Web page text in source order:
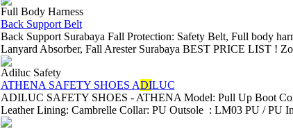
Full Body Harness
Back Support Belt
Back Support Surabaya Fall Protection: Safety Belt, Full body
Lanyard Absorber, Fall Arester Surabaya BEST PRICE LIST !
Adiluc Safety
ATHENA SAFETY SHOES ADILUC
ADILUC SAFETY SHOES - ATHENA Model: Pull Up Boot
Leather Lining: Cambrelle Collar: PU Outsole : LM03 PU / PU